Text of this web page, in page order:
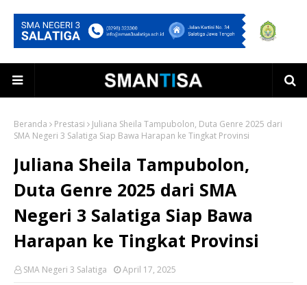
Beranda Prestasi
Juliana Sheila Tampubolon, Duta Genre 2025 dari
SMA Negeri 3 Salatiga Siap Bawa Harapan ke Tingkat Provinsi
Juliana Sheila Tampubolon,
Duta Genre 2025 dari SMA
Negeri 3 Salatiga Siap Bawa
Harapan ke Tingkat Provinsi
SMA Negeri 3 Salatiga April 17, 2025